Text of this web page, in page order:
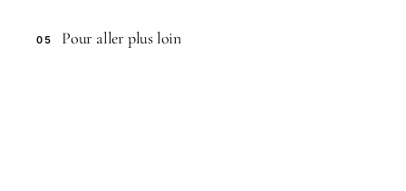
05 Pour aller plus loin